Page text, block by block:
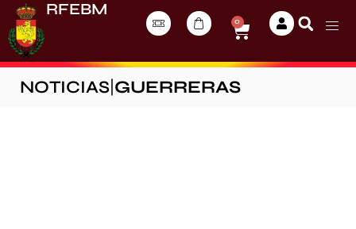
RFEBM
0
NOTICIAS GUERRERAS